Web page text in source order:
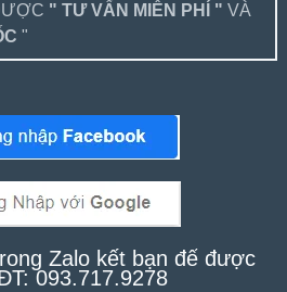
" TƯ VẤN MIỄN PHÍ " VÀ
"
Zalo kết bạn để được
093.717.9278